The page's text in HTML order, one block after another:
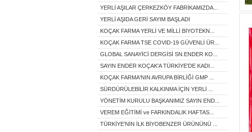
YERLİ AŞILAR ÇERKEZKÖY FABRİKAMIZDA...
YERLİ AŞIDA GERİ SAYIM BAŞLADI
KOÇAK FARMA YERLİ VE MİLLİ BİYOTEKN...
KOÇAK FARMA TSE COVID-19 GÜVENLİ ÜR...
GLOBAL SANAYİCİ DERGİSİ SN.ENDER KO...
SAYIN ENDER KOÇAK'A TÜRKİYE'DE KADI...
KOÇAK FARMA'NIN AVRUPA BİRLİĞİ GMP ...
SÜRDÜRÜLEBİLİR KALKINMA İÇİN YERLİ ...
YÖNETİM KURULU BAŞKANIMIZ SAYIN END...
VEREM EĞİTİMİ ve FARKINDALIK HAFTAS...
TÜRKİYE'NİN İLK BİYOBENZER ÜRÜNÜNÜ ...